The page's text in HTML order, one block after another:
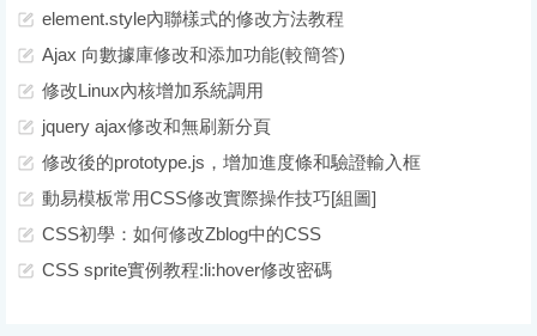
element.style內聯樣式的修改方法教程
Ajax 向數據庫修改和添加功能(較簡答)
修改Linux內核增加系統調用
jquery ajax修改和無刷新分頁
修改後的prototype.js，增加進度條和驗證輸入框
動易模板常用CSS修改實際操作技巧[組圖]
CSS初學：如何修改Zblog中的CSS
CSS sprite實例教程:li:hover修改密碼